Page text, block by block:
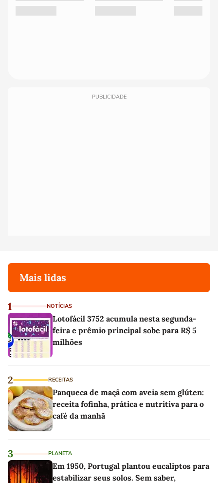
PUBLICIDADE
Mais lidas
1 NOTÍCIAS
Lotofácil 3752 acumula nesta segunda-
feira e prêmio principal sobe para R$ 5
milhões
2 RECEITAS
Panqueca de maçã com aveia sem glúten:
receita fofinha, prática e nutritiva para o
café da manhã
3 PLANETA
Em 1950, Portugal plantou eucaliptos para
estabilizar seus solos. Sem saber,